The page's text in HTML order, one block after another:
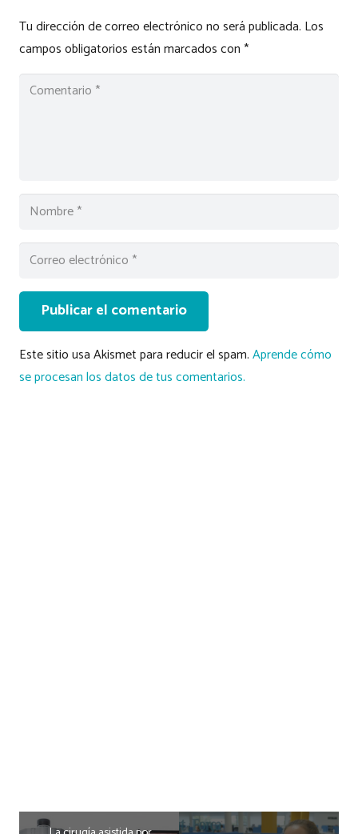
Tu dirección de correo electrónico no será publicada. Los
campos obligatorios están marcados con*
Publicar el comentario
Este sitio usa Akismet para reducir el spam.Aprende cómo
se procesan los datos de tus comentarios.